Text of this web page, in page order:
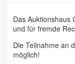
Das Auktionshaus
und für fremde
Die Teilnahme an
möglich!